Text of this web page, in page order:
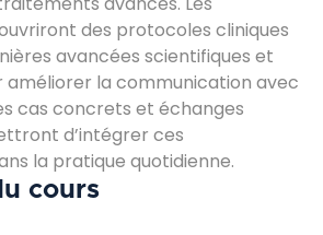
des protocoles cliniques
avancées scientifiques et
améliorer la communication avec
cas concrets et échanges
d’intégrer ces
la pratique quotidienne.
cours